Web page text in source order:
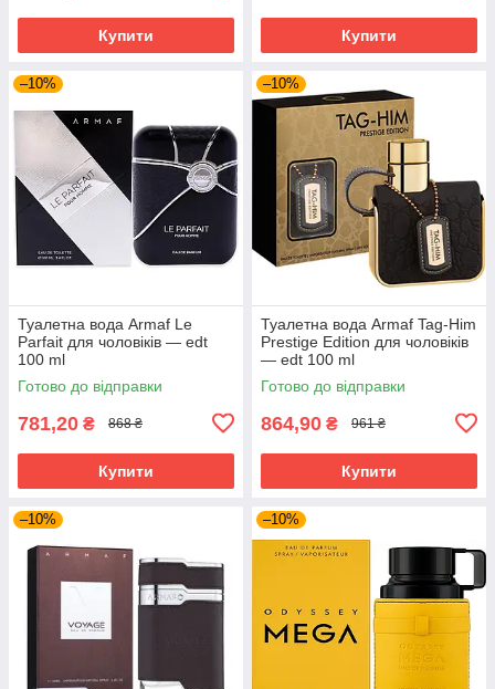
Купити Купити
–10%
Туалетна вода Armaf Le
Parfait для чоловіків — edt
100 ml
Готово до відправки
781,20 ₴ 868 ₴
Купити
–10%
Туалетна вода Armaf Tag-Him
Prestige Edition для чоловіків
— edt 100 ml
Готово до відправки
864,90 ₴ 961 ₴
Купити
–10% –10%